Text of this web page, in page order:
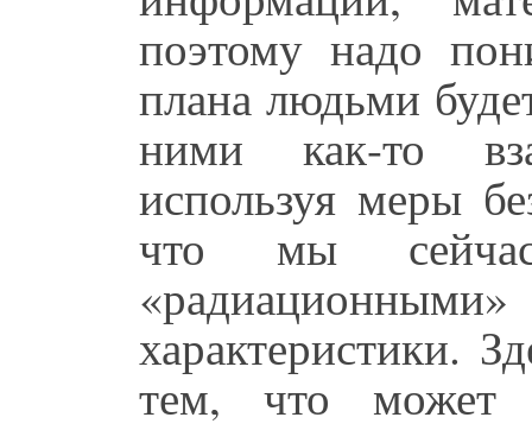
поэтому надо
плана людьми
ними как-то
используя меры
что мы
характеристики.
тем, что может